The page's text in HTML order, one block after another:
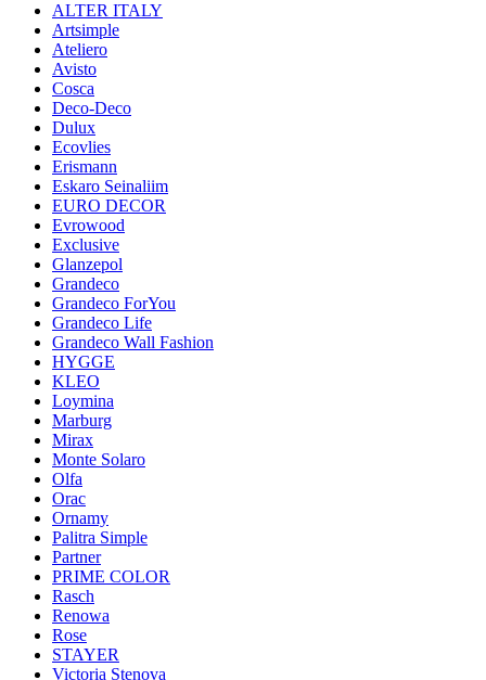
ALTER ITALY
Artsimple
Ateliero
Avisto
Cosca
Deco-Deco
Dulux
Ecovlies
Erismann
Eskaro Seinaliim
EURO DECOR
Evrowood
Exclusive
Glanzepol
Grandeco
Grandeco ForYou
Grandeco Life
Grandeco Wall Fashion
HYGGE
KLEO
Loymina
Marburg
Mirax
Monte Solaro
Olfa
Orac
Ornamy
Palitra Simple
Partner
PRIME COLOR
Rasch
Renowa
Rose
STAYER
Victoria Stenova